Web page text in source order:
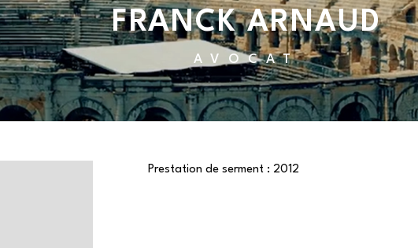
Prestation de serment : 2012
FRANCK ARNAUD
AVOCAT